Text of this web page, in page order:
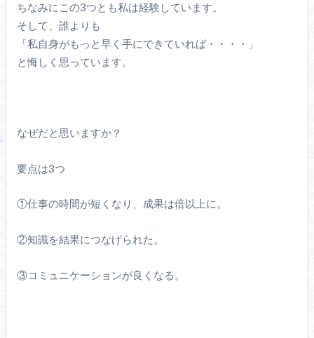
ちなみにこの3つとも私は経験しています。
そして、誰よりも
「私自身がもっと早く手にできていれば・・・・」
と悔しく思っています。
なぜだと思いますか？
要点は3つ
①仕事の時間が短くなり、成果は倍以上に。
②知識を結果につなげられた。
③コミュニケーションが良くなる。